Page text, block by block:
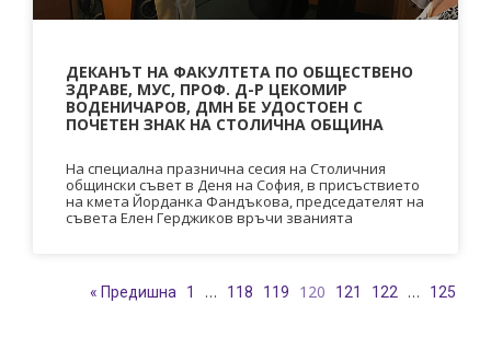
ДЕКАНЪТ НА ФАКУЛТЕТА ПО ОБЩЕСТВЕНО
ЗДРАВЕ, МУС, ПРОФ. Д-Р ЦЕКОМИР
ВОДЕНИЧАРОВ, ДМН БЕ УДОСТОЕН С
ПОЧЕТЕН ЗНАК НА СТОЛИЧНА ОБЩИНА
На специална празнична сесия на Столичния
общински съвет в Деня на София, в присъствието
на кмета Йорданка Фандъкова, председателят на
съвета Елен Герджиков връчи званията
« Предишна 1 … 118 119 120 121 122 … 125